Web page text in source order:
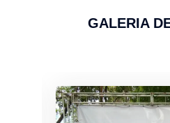
GALERIA